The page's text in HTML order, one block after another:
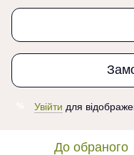
Увійти для
До обраного